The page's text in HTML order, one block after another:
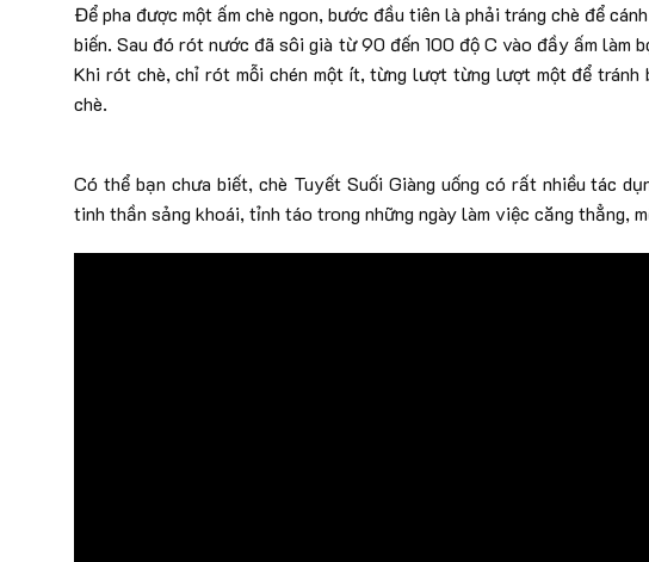
Để pha được một ấm chè ngon, bước đầu tiên là phải tráng chè để
biến. Sau đó rót nước đã sôi già từ 90 đến 100 độ C vào đầy ấm làm
Khi rót chè, chỉ rót mỗi chén một ít, từng lượt từng lượt một để tránh
chè.
Có thể bạn chưa biết, chè Tuyết Suối Giàng uống có rất nhiều tác
tinh thần sảng khoái, tỉnh táo trong những ngày làm việc căng thẳng,